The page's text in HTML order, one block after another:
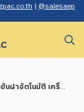
| @salesaep
า Lug Cap อุตสาหกรรม (สูญญากาศ)